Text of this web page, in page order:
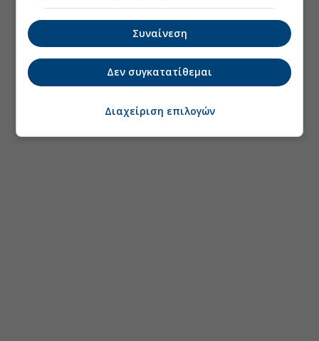
Συναίνεση
Δεν συγκατατίθεμαι
Διαχείριση επιλογών